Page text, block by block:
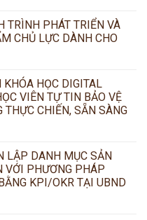
TRÌNH PHÁT TRIỂN VÀ
CHỦ LỰC DÀNH CHO
HỌC DIGITAL
VIÊN TỰ TIN BẢO VỆ
THỰC CHIẾN, SẴN SÀNG
LẬP DANH MỤC SẢN
VỚI PHƯƠNG PHÁP
KPI/OKR TẠI UBND